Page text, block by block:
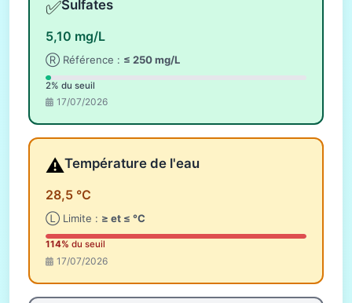
✅Sulfates
5,10 mg/L
Ⓡ Référence : ≤ 250 mg/L
2% du seuil
17/07/2026
⚠️Température de l'eau
28,5 °C
Ⓛ Limite : ≥ et ≤ °C
114% du seuil
17/07/2026